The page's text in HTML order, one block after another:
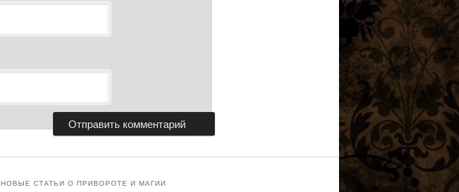
НОВЫЕ СТАТЬИ О ПРИВОРОТЕ И МАГИИ